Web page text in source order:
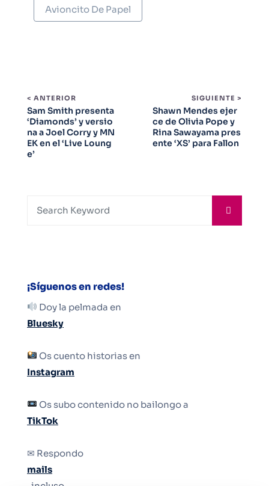
Avioncito De Papel
< ANTERIOR
Sam Smith presenta
‘Diamonds’ y versio
na a Joel Corry y MN
EK en el ‘Live Loung
e’
SIGUIENTE >
Shawn Mendes ejer
ce de Olivia Pope y
Rina Sawayama pres
ente ‘XS’ para Fallon
¡Síguenos en redes!
Doy la pelmada en
Bluesky
Os cuento historias en
Instagram
Os subo contenido no bailongo a
TikTok
✉ Respondo
mails